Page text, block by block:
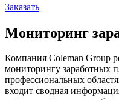
Заказать
Мониторинг
Компания Coleman Group
мониторингу заработных
профессиональных
входит сводная